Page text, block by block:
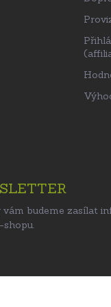
budeme zasílat
shopu.